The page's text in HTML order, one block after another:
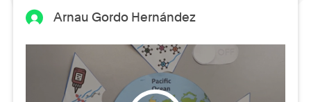
Arnau Gordo Hernández